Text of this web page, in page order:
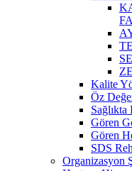
Kalite
Öz
Gören
Gören
SDS
Organizasyon